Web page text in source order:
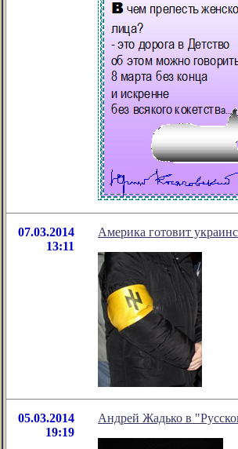
07.03.2014
13:11
Америка готовит
05.03.2014
19:19
Андрей Жадько в